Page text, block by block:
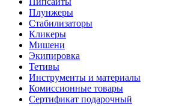
Плунжеры
Стабилизаторы
Кликеры
Мишени
Экипировка
Тетивы
Инструменты и материалы
Комиссионные товары
Сертификат подарочный